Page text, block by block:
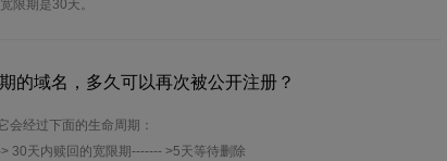
限期是30天。
的域名，多久可以再次被公开注册？
会经过下面的生命周期：
30天内赎回的宽限期------- >5天等待删除